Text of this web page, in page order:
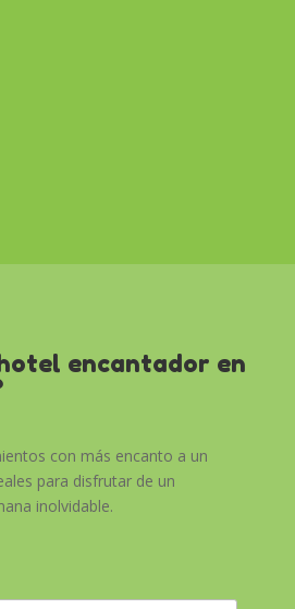
encantador en
con más encanto a un
para disfrutar de un
inolvidable.